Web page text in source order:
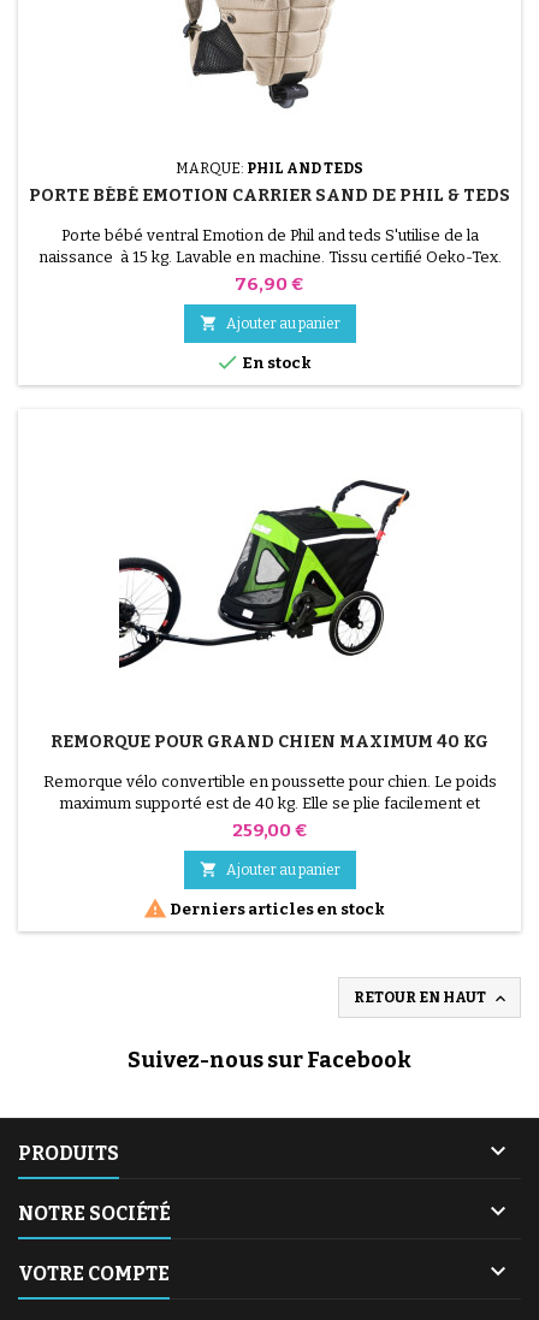
MARQUE: PHIL AND TEDS
PORTE BÉBÉ EMOTION CARRIER SAND DE PHIL & TEDS
Porte bébé ventral Emotion de Phil and teds S'utilise de la
naissance à 15 kg. Lavable en machine. Tissu certifié Oeko-Tex.
Prix
76,90 €
 Ajouter au panier
 En stock
REMORQUE POUR GRAND CHIEN MAXIMUM 40 KG
Remorque vélo convertible en poussette pour chien. Le poids
maximum supporté est de 40 kg. Elle se plie facilement et
s'attache à votre vélo en fixant l'attache fournie sur l'axe de la
incluse. Dimensions: Mode remorque vélo (barre incluse): 140 x
66 x 91 cm Mode poussette: 96 x 66 x 91-106...
Prix
259,00 €
 Ajouter au panier
 Derniers articles en stock
RETOUR EN HAUT 
Suivez-nous sur Facebook
PRODUITS 
NOTRE SOCIÉTÉ 
VOTRE COMPTE 